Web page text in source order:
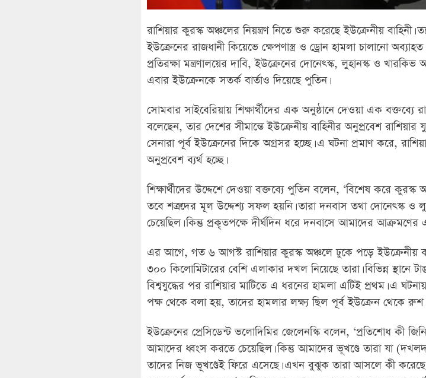
রাশিয়ার কুরস্ক অঞ্চলের নিয়ন্ত্রণ নিতে শুরু করেছে ইউক্রেনীয় বাহিনী।
ইউক্রেনের রাজধানী কিয়েভে ক্ষেপণাস্ত্র ও ড্রোন হামলা চালানো
প্রতিরক্ষা মন্ত্রণালয়ের দাবি, ইউক্রেনের দোনেৎস্ক, লুহানস্ক ও খারকিভ
এবার ইউক্রেনকে সতর্ক বার্তাও দিয়েছে পুতিন।
সোমবার সাইবেরিয়ায় শিক্ষার্থীদের এক অনুষ্ঠানে দেওয়া এক বক্তব্যে
বলেছেন, তার দেশের সীমান্তে ইউক্রেনীয় বাহিনীর অনুপ্রবেশ রাশিয়ার
সেনারা পূর্ব ইউক্রেনের দিকে অগ্রসর হচ্ছে। এ ঘটনা প্রমাণ করে,
অনুপ্রবেশ ব্যর্থ হচ্ছে।
শিক্ষার্থীদের উদ্দেশে দেওয়া বক্তব্যে পুতিন বলেন, ‘বিশেষ করে কুরস্ক
তবে শত্রুদের মূল উদ্দেশ্য সফল হয়নি। তারা দনবাস তথা দোনেৎস্ক ও
চেয়েছিল। কিন্তু প্রকৃতপক্ষে দীর্ঘদিন ধরে দনবাসে আমাদের আক্রমণের
এর আগে, গত ৬ আগস্ট রাশিয়ার কুরস্ক অঞ্চলে ঢুকে পড়ে ইউক্রেনীয়
৩০০ কিলোমিটারের বেশি এলাকার দখল নিয়েছে তারা। বিভিন্ন স্থানে
বিশ্বযুদ্ধের পর রাশিয়ার মাটিতে এ ধরনের হামলা এটিই প্রথম। এ
পক্ষ থেকে বলা হয়, তাদের হামলার লক্ষ্য ছিল পূর্ব ইউক্রেন থেকে রুশ
ইউক্রেনের প্রেসিডেন্ট ভলোদিমির জেলেনস্কি বলেন, ‘প্রতিশোধ কী
আমাদের ধ্বংস করতে চেয়েছিল। কিন্তু আমাদের ভূখণ্ডে তারা যা
তাদের নিজ ভূখণ্ডেই ফিরে এসেছে। এখন বুঝুক তারা আসলে কী করেছে।